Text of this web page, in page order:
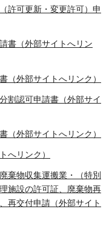
許可更新・変更許可）申
書（外部サイトへリン
（外部サイトへリンク）
割認可申請書（外部サイ
（外部サイトへリンク）
へリンク）
棄物収集運搬業・（特別
施設の許可証、廃棄物再
再交付申請（外部サイト